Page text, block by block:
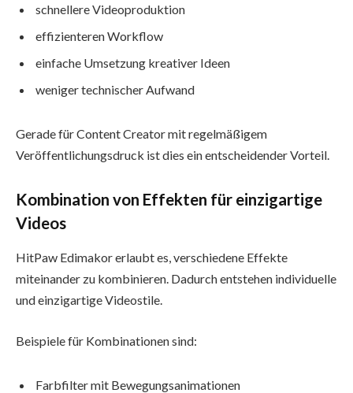
schnellere Videoproduktion
effizienteren Workflow
einfache Umsetzung kreativer Ideen
weniger technischer Aufwand
Gerade für Content Creator mit regelmäßigem
Veröffentlichungsdruck ist dies ein entscheidender Vorteil.
Kombination von Effekten für einzigartige
Videos
HitPaw Edimakor erlaubt es, verschiedene Effekte
miteinander zu kombinieren. Dadurch entstehen individuelle
und einzigartige Videostile.
Beispiele für Kombinationen sind:
Farbfilter mit Bewegungsanimationen